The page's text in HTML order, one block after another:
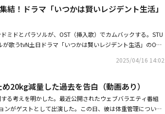
という名の戦いが今、幕を開ける。■関連リンク「交渉の技
いいことをたくさんするから」と言い訳をし、笑いを誘っ
ンジョン（オ・イヨン）、シン・シア（ピョ・ナムギョ
、ハン・イェジ（キム・サビ）らレジデントたちは、成長し
ィングを迎えた。
告し、期待を高めている。キム・デミョンは、同作の初放送
に会う。彼は劇中、ノ・ムジンの前職場の同期ジョンミン役
える強烈な存在感を披露する予定だ。制作陣が公開した写真
職場の同期ジョンミンの楽しい一時が込められている。サン
ジンを見つめ笑顔を見せている。その反面、驚愕するノ・ム
感させる。ジョンミンとの出会いがノ・ムジンが労務士にな
特別出演を決定し、義理堅さを証明した。同作の制作陣は
を倍増させる特別出演で、チョン・ギョンホさんと親友ケミ
する。2人は現場でも、完璧なケミを誇った。短いがインパ
結！ドラマ「いつかは賢いレジデント生活」
ミドとパラソルが、OST（挿入歌）でカムバックする。STU
歌うtvN土日ドラマ「いつかは賢いレジデント生活」のOST
ソク、ユ・ヨンソク、チョン・ギョンホ、キム・デミョ
「賢い医師生活」のスピンオフドラマであるだけに、彼らは
したという。先立って、ミドとパラソルは「いつかは」「君
しょう」「夜が深かった」など、ドラマの物語を貫く選曲と
2025/04/16 14:02
20kg減量した過去を告白（動画あり）
る考えを明かした。最近公開されたウェブバラエティ番組
ンがゲストとして出演した。この日、彼は体重管理について